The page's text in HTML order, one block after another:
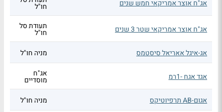
אג"ח אוצר אמריקאי חמש שנים חו"ל
אג"ח אוצר אמריקאי שטר 3 שנים תעודת סל
חו"ל
אג-איגל אאריאל סיסטמס
מניה חו"ל
אגד אגח -1רמ אג"ח
מוסדיים
אגום-AB תרפיוטיקס
מניה חו"ל